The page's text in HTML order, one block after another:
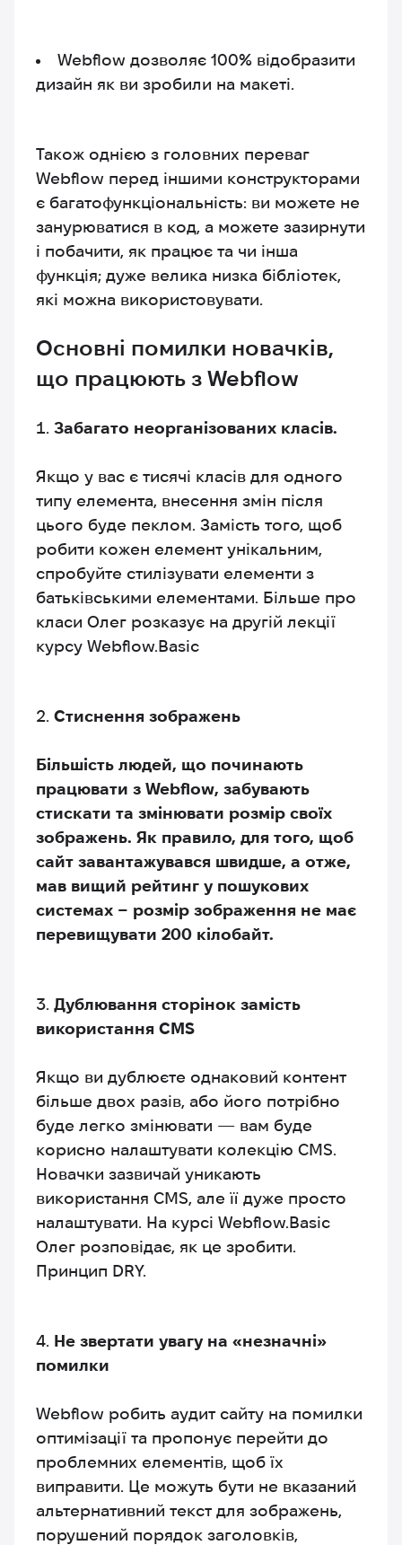
Webflow дозволяє 100% відобразити
дизайн як ви зробили на макеті.
Також однією з головних переваг
Webflow перед іншими конструкторами
є багатофункціональність: ви можете не
занурюватися в код, а можете зазирнути
і побачити, як працює та чи інша
функція; дуже велика низка бібліотек,
які можна використовувати.
Основні помилки новачків,
що працюють з Webflow
Забагато неорганізованих класів.
Якщо у вас є тисячі класів для одного
типу елемента, внесення змін після
цього буде пеклом. Замість того, щоб
робити кожен елемент унікальним,
спробуйте стилізувати елементи з
батьківськими елементами. Більше про
класи Олег розказує на другій лекції
курсу Webflow.Basic
Стиснення зображень
Більшість людей, що починають
працювати з Webflow, забувають
стискати та змінювати розмір своїх
зображень. Як правило, для того, щоб
сайт завантажувався швидше, а отже,
мав вищий рейтинг у пошукових
системах – розмір зображення не має
перевищувати 200 кілобайт.
Дублювання сторінок замість
використання CMS
Якщо ви дублюєте однаковий контент
більше двох разів, або його потрібно
буде легко змінювати — вам буде
корисно налаштувати колекцію CMS.
Новачки зазвичай уникають
використання CMS, але її дуже просто
налаштувати. На курсі Webflow.Basic
Олег розповідає, як це зробити.
Принцип DRY.
Не звертати увагу на «незначні»
помилки
Webflow робить аудит сайту на помилки
оптимізації та пропонує перейти до
проблемних елементів, щоб їх
виправити. Це можуть бути не вказаний
альтернативний текст для зображень,
порушений порядок заголовків,